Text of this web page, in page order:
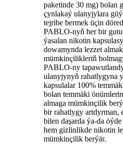
paketinde 30 mg) bolan
çynlakaý ulanyjylara
tejribe bermek üçin
PABLO-nyň her bir
ýasalan nikotin
dowamynda lezzet
mümkinçilikleriň
PABLO-ny
ulanyjynyň rahatlygyna
kapsulalar 100%
bolan temmäki
almaga mümkinçilik
bir rahatlygy artdyrman,
bilen daşarda ýa-da
hem gizlinlikde nikotin
mümkinçilik berýär.